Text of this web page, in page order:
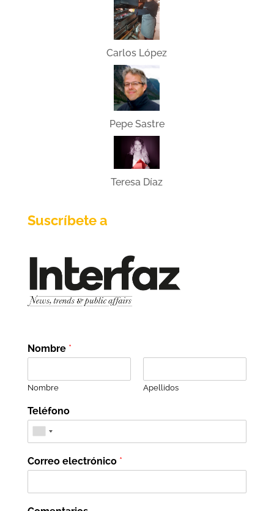
Carlos López
Pepe Sastre
Teresa Díaz
Suscríbete a
Nombre *
Nombre Apellidos
Teléfono
Correo electrónico *